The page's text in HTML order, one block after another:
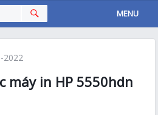
MENU
máy in HP 5550hdn